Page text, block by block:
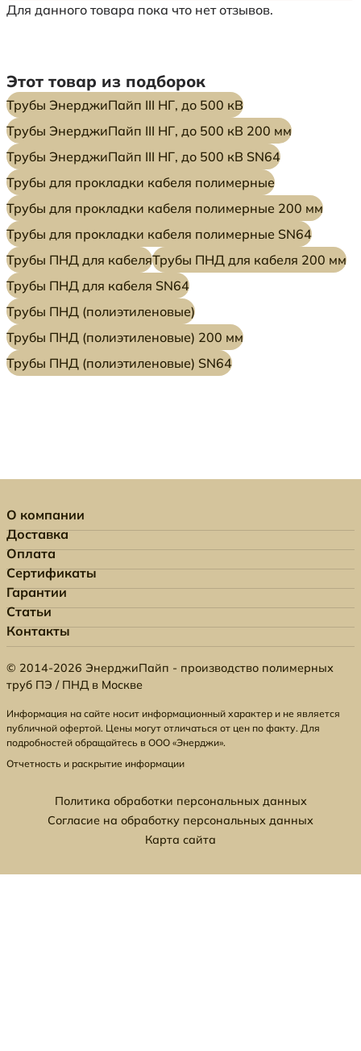
Для данного товара пока что нет отзывов.
Этот товар из подборок
Трубы ЭнерджиПайп III НГ, до 500 кВ
Трубы ЭнерджиПайп III НГ, до 500 кВ 200 мм
Трубы ЭнерджиПайп III НГ, до 500 кВ SN64
Трубы для прокладки кабеля полимерные
Трубы для прокладки кабеля полимерные 200 мм
Трубы для прокладки кабеля полимерные SN64
Трубы ПНД для кабеляТрубы ПНД для кабеля 200 мм
Трубы ПНД для кабеля SN64
Трубы ПНД (полиэтиленовые)
Трубы ПНД (полиэтиленовые) 200 мм
Трубы ПНД (полиэтиленовые) SN64
О компании
Доставка
Оплата
Сертификаты
Гарантии
Статьи
Контакты
© 2014-2026 ЭнерджиПайп - производство полимерных
труб ПЭ / ПНД в Москве
Информация на сайте носит информационный характер и не является
публичной офертой. Цены могут отличаться от цен по факту. Для
подробностей обращайтесь в ООО «Энерджи».
Отчетность и раскрытие информации
Политика обработки персональных данных
Согласие на обработку персональных данных
Карта сайта